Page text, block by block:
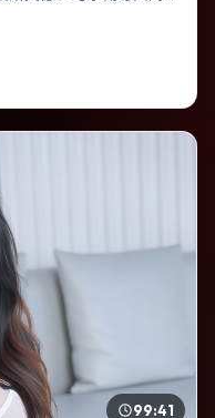
景来自意大利。失散
整体气质明快，节奏
与细腻表演的观众。
99:41